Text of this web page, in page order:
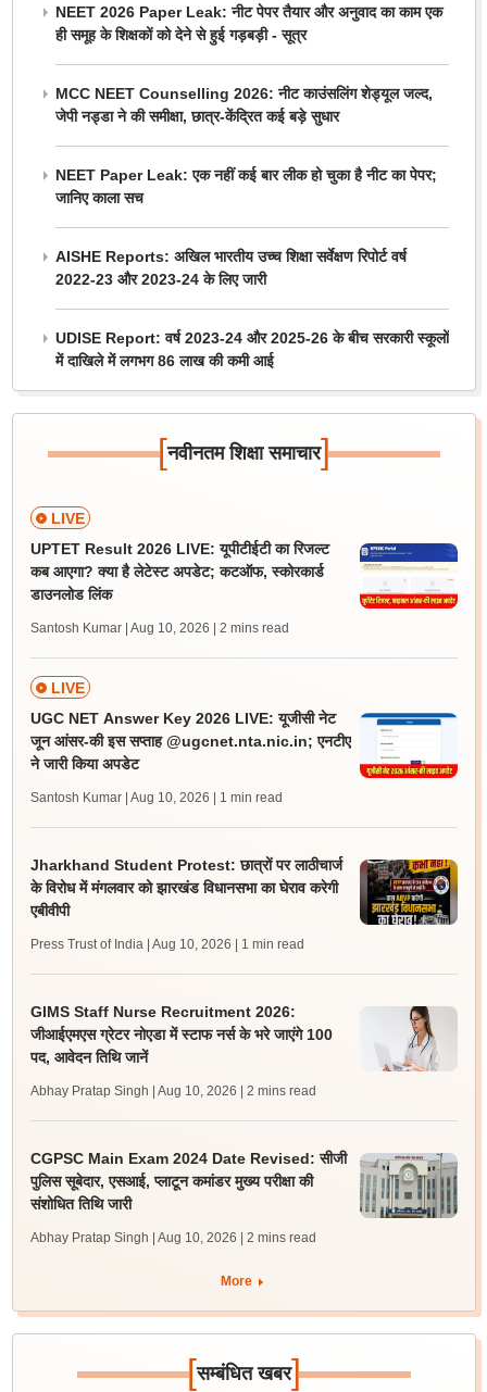
NEET 2026 Paper Leak: नीट पेपर तैयार और अनुवाद का काम एक
ही समूह के शिक्षकों को देने से हुई गड़बड़ी - सूत्र
MCC NEET Counselling 2026: नीट काउंसलिंग शेड्यूल जल्द,
जेपी नड्डा ने की समीक्षा, छात्र-केंद्रित कई बड़े सुधार
NEET Paper Leak: एक नहीं कई बार लीक हो चुका है नीट का पेपर;
जानिए काला सच
AISHE Reports: अखिल भारतीय उच्च शिक्षा सर्वेक्षण रिपोर्ट वर्ष
2022-23 और 2023-24 के लिए जारी
UDISE Report: वर्ष 2023-24 और 2025-26 के बीच सरकारी स्कूलों
में दाखिले में लगभग 86 लाख की कमी आई
[नवीनतम शिक्षा समाचार]
LIVE
UPTET Result 2026 LIVE: यूपीटीईटी का रिजल्ट
कब आएगा? क्या है लेटेस्ट अपडेट; कटऑफ, स्कोरकार्ड
डाउनलोड लिंक
Santosh Kumar | Aug 10, 2026 | 2 mins read
LIVE
UGC NET Answer Key 2026 LIVE: यूजीसी नेट
जून आंसर-की इस सप्ताह @ugcnet.nta.nic.in; एनटीए
ने जारी किया अपडेट
Santosh Kumar | Aug 10, 2026 | 1 min read
Jharkhand Student Protest: छात्रों पर लाठीचार्ज
के विरोध में मंगलवार को झारखंड विधानसभा का घेराव करेगी
एबीवीपी
Press Trust of India | Aug 10, 2026 | 1 min read
GIMS Staff Nurse Recruitment 2026:
जीआईएमएस ग्रेटर नोएडा में स्टाफ नर्स के भरे जाएंगे 100
पद, आवेदन तिथि जानें
Abhay Pratap Singh | Aug 10, 2026 | 2 mins read
CGPSC Main Exam 2024 Date Revised: सीजी
पुलिस सूबेदार, एसआई, प्लाटून कमांडर मुख्य परीक्षा की
संशोधित तिथि जारी
Abhay Pratap Singh | Aug 10, 2026 | 2 mins read
More
[सम्बंधित खबर]